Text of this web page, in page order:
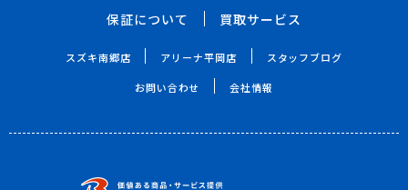
保証について
買取サービス
スズキ南郷店 アリーナ平岡店 スタッフブログ
お問い合わせ 会社情報